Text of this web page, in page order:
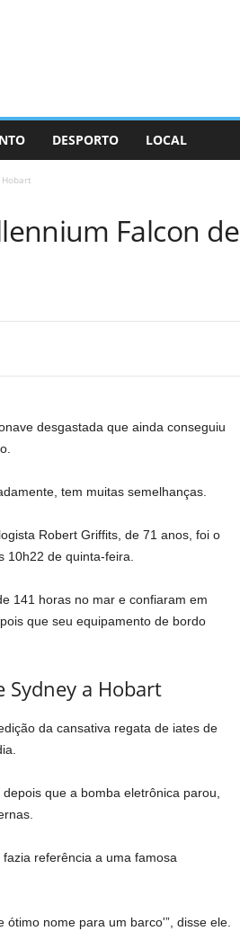
DESPORTO LOCAL
Falcon de
desgastada que ainda conseguiu
tem muitas semelhanças.
Robert Griffits, de 71 anos, foi o
10h22 de quinta-feira.
141 horas no mar e confiaram em
que seu equipamento de bordo
Sydney a Hobart
da cansativa regata de iates de
que a bomba eletrônica parou,
referência a uma famosa
nome para um barco'”, disse ele.